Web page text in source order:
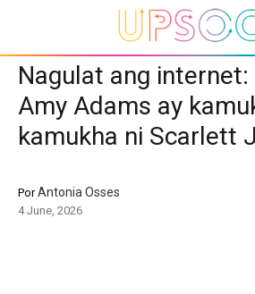
Nagulat ang internet:
Amy Adams ay
kamukha ni Scarlett
PorAntonia Osses
4 June, 2026